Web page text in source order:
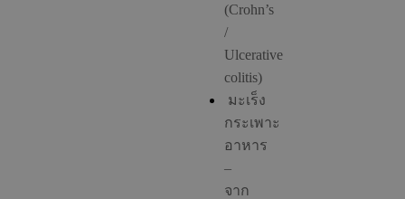
(Crohn’s
/
Ulcerative
colitis)
มะเร็ง
กระเพาะ
อาหาร
–
จาก